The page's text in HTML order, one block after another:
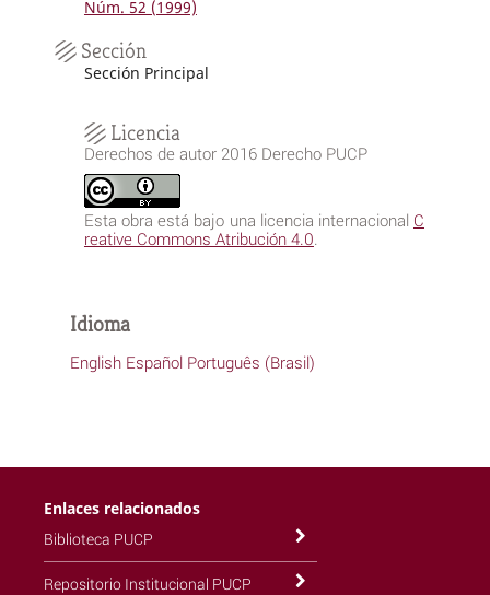
Núm. 52 (1999)
Sección
Sección Principal
Licencia
Derechos de autor 2016 Derecho PUCP
Esta obra está bajo una licencia internacional C
reative Commons Atribución 4.0
Idioma
English Español Português (Brasil)
Enlaces relacionados
Biblioteca PUCP
Repositorio Institucional PUCP